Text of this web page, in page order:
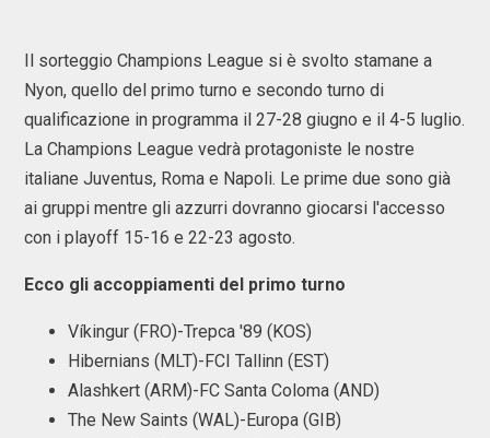
Il sorteggio Champions League si è svolto stamane a
Nyon, quello del primo turno e secondo turno di
qualificazione in programma il 27-28 giugno e il 4-5 luglio.
La Champions League vedrà protagoniste le nostre
italiane Juventus, Roma e Napoli. Le prime due sono già
ai gruppi mentre gli azzurri dovranno giocarsi l'accesso
con i playoff 15-16 e 22-23 agosto.
Ecco gli accoppiamenti del primo turno
Víkingur (FRO)-Trepca '89 (KOS)
Hibernians (MLT)-FCI Tallinn (EST)
Alashkert (ARM)-FC Santa Coloma (AND)
The New Saints (WAL)-Europa (GIB)